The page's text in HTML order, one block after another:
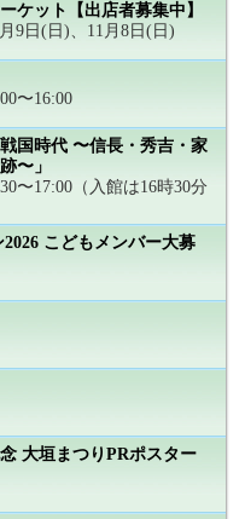
ット【出店者募集中】
9日(日)、11月8日(日)
〜16:00
国時代 〜信長・秀吉・家
〜」
〜17:00（入館は16時30分
こどもメンバー大募
大垣まつりPRポスター